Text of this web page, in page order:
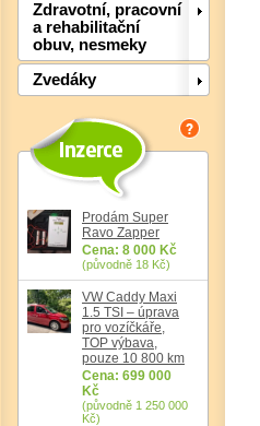
Zdravotní, pracovní
a rehabilitační
obuv, nesmeky
Zvedáky
Prodám Super
Ravo Zapper
Cena: 8 000 Kč
(původně 18 Kč)
VW Caddy Maxi
1.5 TSI – úprava
pro vozíčkáře,
TOP výbava,
pouze 10 800 km
Cena: 699 000
Kč
(původně 1 250 000
Kč)